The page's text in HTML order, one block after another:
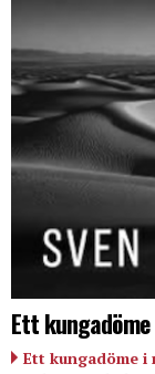
Ett
Ett kungadöme i